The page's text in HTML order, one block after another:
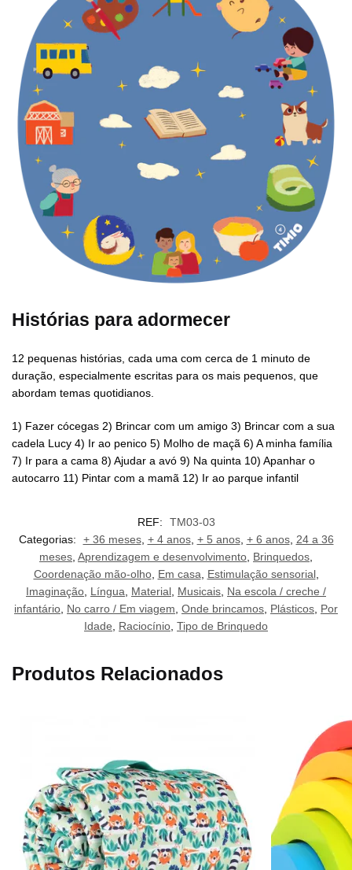
Histórias para adormecer
12 pequenas histórias, cada uma com cerca de 1 minuto de
duração, especialmente escritas para os mais pequenos, que
abordam temas quotidianos.
1) Fazer cócegas 2) Brincar com um amigo 3) Brincar com a sua
cadela Lucy 4) Ir ao penico 5) Molho de maçã 6) A minha família
7) Ir para a cama 8) Ajudar a avó 9) Na quinta 10) Apanhar o
autocarro 11) Pintar com a mamã 12) Ir ao parque infantil
REF:
TM03-03
Categorias:
+ 36 meses, + 4 anos, + 5 anos, + 6 anos, 24 a 36
meses, Aprendizagem e desenvolvimento, Brinquedos,
Coordenação mão-olho, Em casa, Estimulação sensorial,
Imaginação, Língua, Material, Musicais, Na escola / creche /
infantário, No carro / Em viagem, Onde brincamos, Plásticos, Por
Idade, Raciocínio, Tipo de Brinquedo
Produtos Relacionados